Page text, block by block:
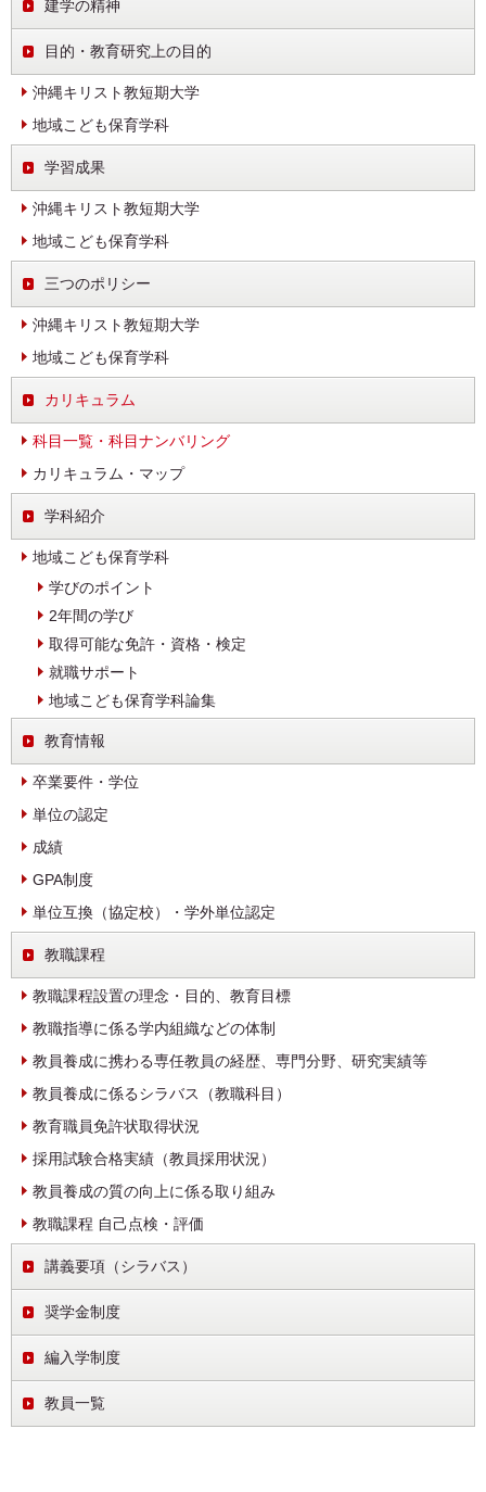
建学の精神
目的・教育研究上の目的
沖縄キリスト教短期大学
地域こども保育学科
学習成果
沖縄キリスト教短期大学
地域こども保育学科
三つのポリシー
沖縄キリスト教短期大学
地域こども保育学科
カリキュラム
科目一覧・科目ナンバリング
カリキュラム・マップ
学科紹介
地域こども保育学科
学びのポイント
2年間の学び
取得可能な免許・資格・検定
就職サポート
地域こども保育学科論集
教育情報
卒業要件・学位
単位の認定
成績
GPA制度
単位互換（協定校）・学外単位認定
教職課程
教職課程設置の理念・目的、教育目標
教職指導に係る学内組織などの体制
教員養成に携わる専任教員の経歴、専門分野、研究実績等
教員養成に係るシラバス（教職科目）
教育職員免許状取得状況
採用試験合格実績（教員採用状況）
教員養成の質の向上に係る取り組み
教職課程 自己点検・評価
講義要項（シラバス）
奨学金制度
編入学制度
教員一覧